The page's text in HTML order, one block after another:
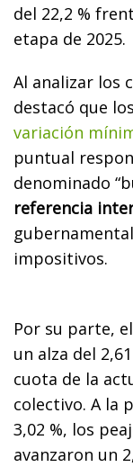
del 22,2 %
etapa de 2025.
Al analizar los
destacó que los
variación
puntual
denominado
referencia
impositivos.
Por su parte,
un alza del
cuota de la
colectivo. A la
3,02 %, los
avanzaron un